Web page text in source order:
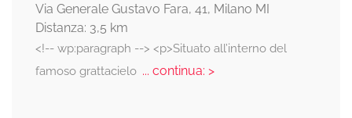
Via Generale Gustavo Fara, 41, Milano MI
Distanza: 3,5 km
<!-- wp:paragraph --> <p>Situato all’interno del
famoso grattacielo... continua: >